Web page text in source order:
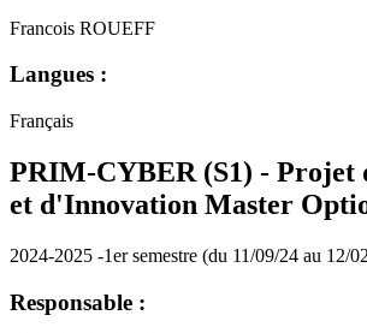
Francois ROUEFF
Langues :
Français
PRIM-CYBER (S1) - Projet
et d'Innovation Master
2024-2025 -1er semestre (du 11/09/24 au 12/
Responsable :